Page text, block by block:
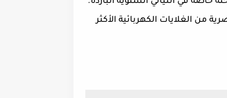
من الغلايات الكهربائية الأكثر